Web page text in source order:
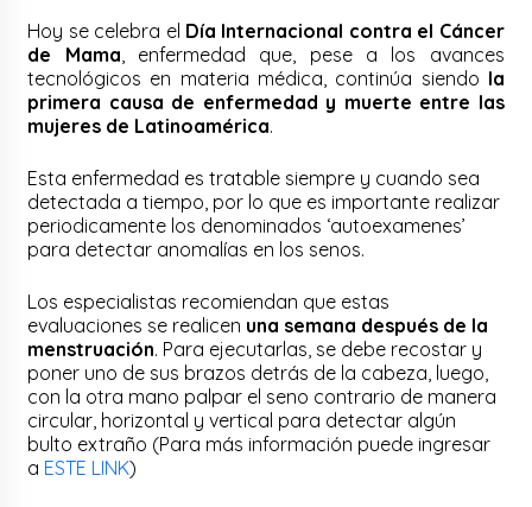
Hoy se celebra el Día Internacional contra el Cáncer
de Mama, enfermedad que, pese a los avances
tecnológicos en materia médica, continúa siendo la
primera causa de enfermedad y muerte entre las
mujeres de Latinoamérica.
Esta enfermedad es tratable siempre y cuando sea
detectada a tiempo, por lo que es importante realizar
periodicamente los denominados ‘autoexamenes’
para detectar anomalías en los senos.
Los especialistas recomiendan que estas
evaluaciones se realicen una semana después de la
menstruación. Para ejecutarlas, se debe recostar y
poner uno de sus brazos detrás de la cabeza, luego,
con la otra mano palpar el seno contrario de manera
circular, horizontal y vertical para detectar algún
bulto extraño (Para más información puede ingresar
a ESTE LINK)